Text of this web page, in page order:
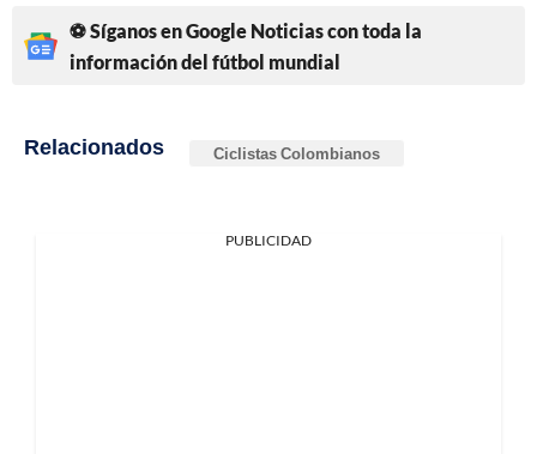
⚽ Síganos en Google Noticias con toda la
información del fútbol mundial
Relacionados Ciclistas Colombianos
PUBLICIDAD